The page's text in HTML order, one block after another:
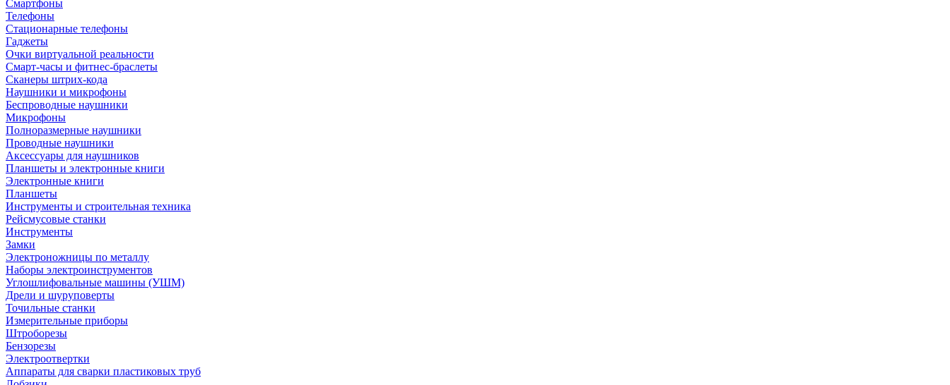
Смартфоны
Телефоны
Стационарные телефоны
Гаджеты
Очки виртуальной реальности
Смарт-часы и фитнес-браслеты
Сканеры штрих-кода
Наушники и микрофоны
Беспроводные наушники
Микрофоны
Полноразмерные наушники
Проводные наушники
Аксессуары для наушников
Планшеты и электронные книги
Электронные книги
Планшеты
Инструменты и строительная техника
Рейсмусовые станки
Инструменты
Замки
Электроножницы по металлу
Наборы электроинструментов
Углошлифовальные машины (УШМ)
Дрели и шуруповерты
Точильные станки
Измерительные приборы
Штроборезы
Бензорезы
Электроотвертки
Аппараты для сварки пластиковых труб